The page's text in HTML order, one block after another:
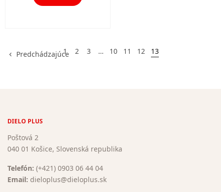
Predchádzajúce
1 2 3 … 10 11 12 13
DIELO PLUS
Poštová 2
040 01 Košice, Slovenská republika
Telefón: (+421) 0903 06 44 04
Email: dieloplus@dieloplus.sk